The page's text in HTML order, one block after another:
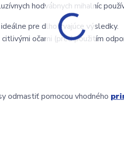
hodvábnych mihalníc
pre dlhotrvajúce výsledky.
citlivými očami (pred použitím
odmastiť pomocou vhodného